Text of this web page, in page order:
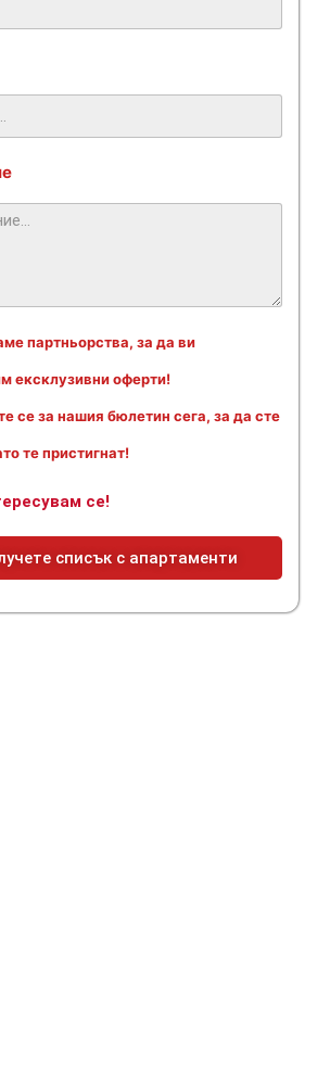
партньорства, за да ви
ексклузивни оферти!
се за нашия бюлетин сега, за да сте
те пристигнат!
се!
списък с апартаменти